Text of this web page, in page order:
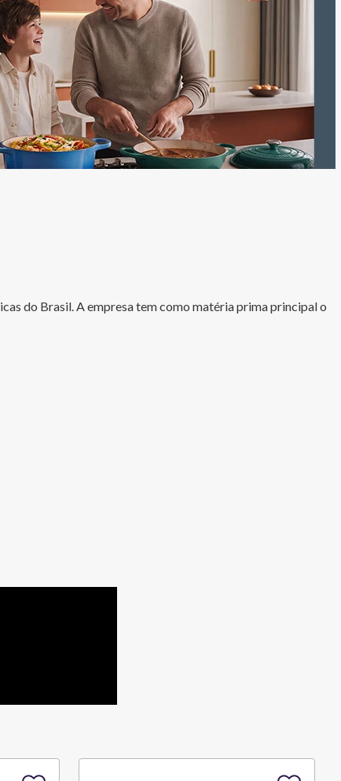
do Brasil. A empresa tem como matéria prima principal o